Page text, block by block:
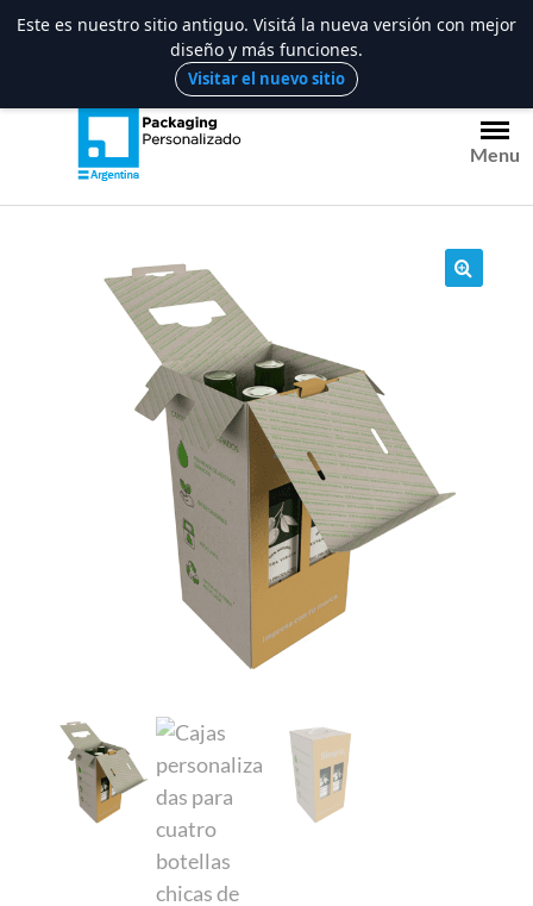
al
Menu
Este es nuestro sitio antiguo. Visitá la nueva versión con mejor
diseño y más funciones.
Visitar el nuevo sitio